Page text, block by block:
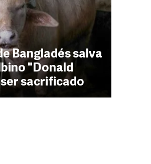
Bangladés salva
"Donald
ser sacrificado